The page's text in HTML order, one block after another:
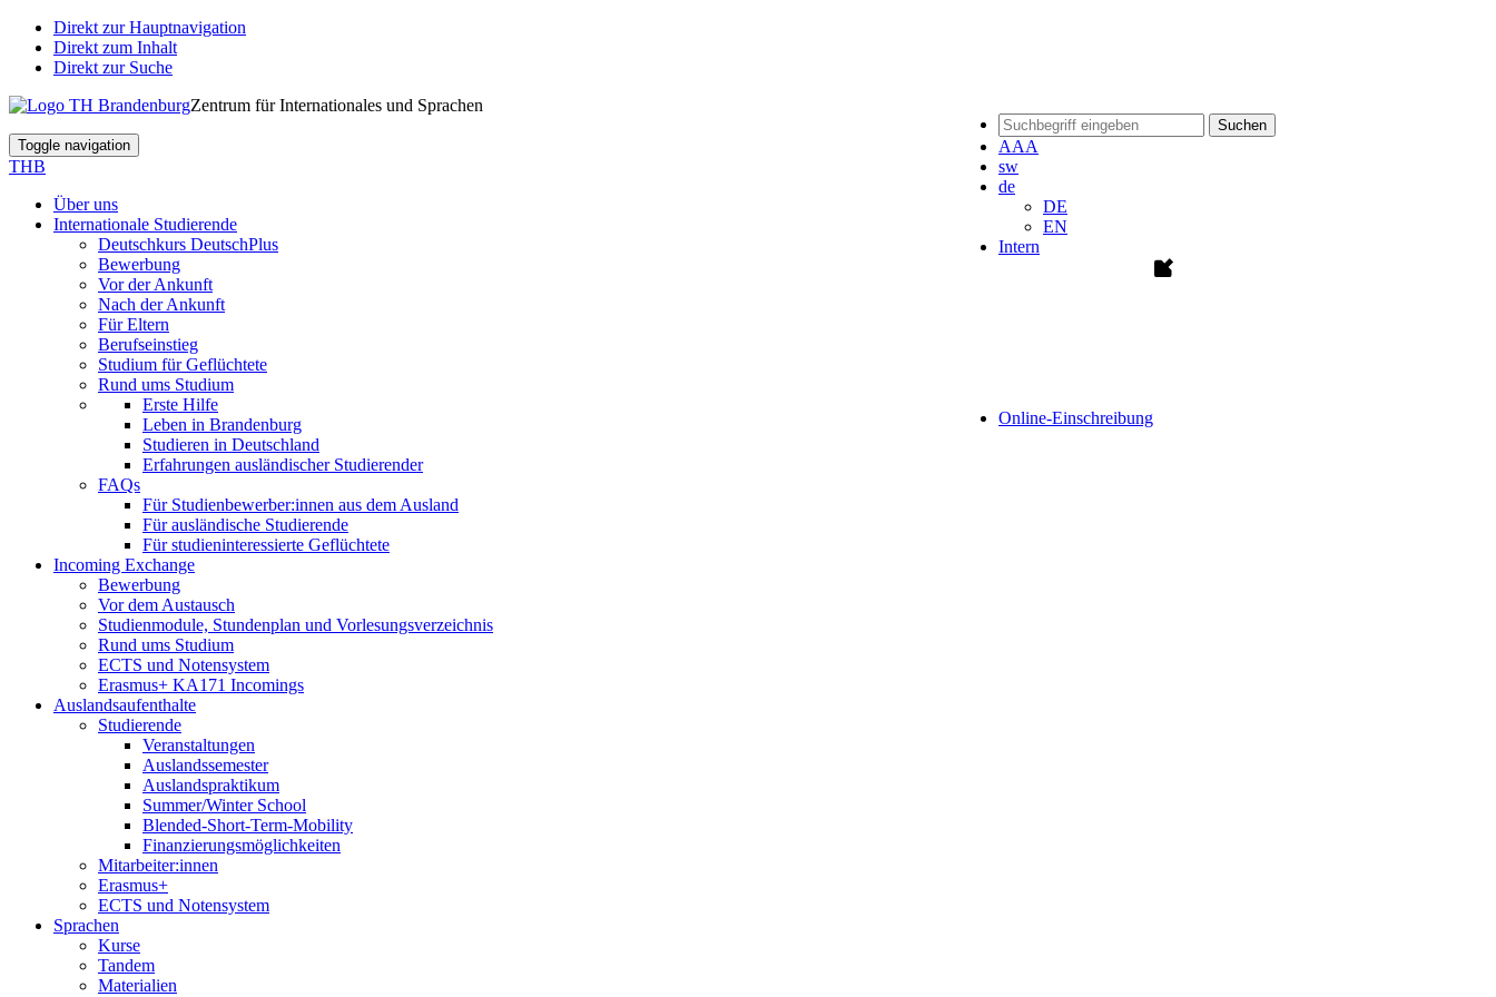
Direkt zur Hauptnavigation
Direkt zum Inhalt
Direkt zur Suche
Suchen
AAA
sw
de
DE
EN
Intern
Online-Einschreibung
Zentrum für Internationales und Sprachen
Toggle navigation
THB
Über uns
Internationale Studierende
Deutschkurs DeutschPlus
Bewerbung
Vor der Ankunft
Nach der Ankunft
Für Eltern
Berufseinstieg
Studium für Geflüchtete
Rund ums Studium
Erste Hilfe
Leben in Brandenburg
Studieren in Deutschland
Erfahrungen ausländischer Studierender
FAQs
Für Studienbewerber:innen aus dem Ausland
Für ausländische Studierende
Für studieninteressierte Geflüchtete
Incoming Exchange
Bewerbung
Vor dem Austausch
Studienmodule, Stundenplan und Vorlesungsverzeichnis
Rund ums Studium
ECTS und Notensystem
Erasmus+ KA171 Incomings
Auslandsaufenthalte
Studierende
Veranstaltungen
Auslandssemester
Auslandspraktikum
Summer/Winter School
Blended-Short-Term-Mobility
Finanzierungsmöglichkeiten
Mitarbeiter:innen
Erasmus+
ECTS und Notensystem
Sprachen
Kurse
Tandem
Materialien